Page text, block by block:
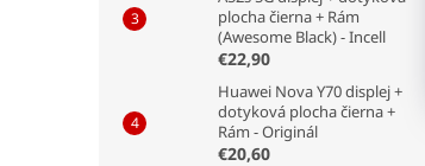
plocha čierna + Rám
(Awesome Black) - Incell
€22,90
Huawei Nova Y70 displej +
dotyková plocha čierna +
Rám - Originál
€20,60